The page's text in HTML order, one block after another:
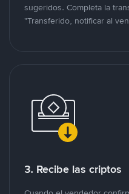
sugeridos. Completa la
"Transferido, notificar al
3. Recibe las criptos